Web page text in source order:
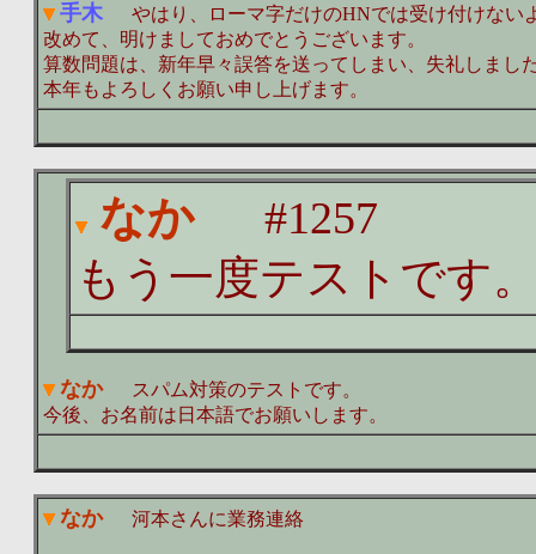
手木 やはり、ローマ字だけのHNでは受け付けない
改めて、明けましておめでとうございます。
算数問題は、新年早々誤答を送ってしまい、失礼しまし
本年もよろしくお願い申し上げます。
なか #1257
もう一度テストです
なかスパム対策のテストです。
今後、お名前は日本語でお願いします。
なか河本さんに業務連絡